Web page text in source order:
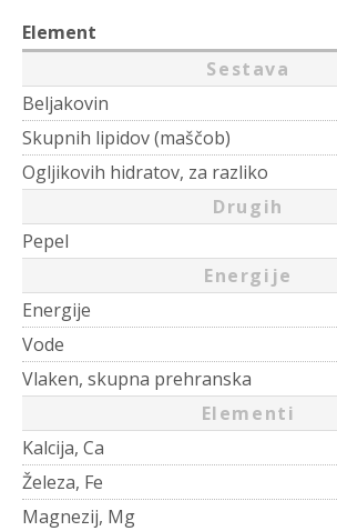
Element
Sestava
Beljakovin
Skupnih lipidov (maščob)
Ogljikovih hidratov, za razliko
Drugih
Pepel
Energije
Energije
Vode
Vlaken, skupna prehranska
Elementi
Kalcija, Ca
Železa, Fe
Magnezij, Mg